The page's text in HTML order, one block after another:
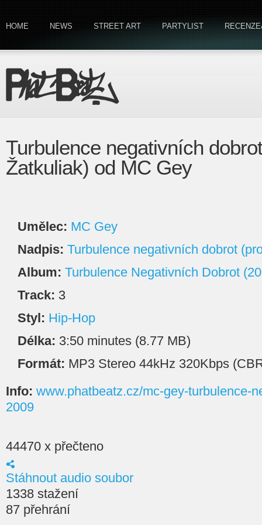
HOME NEWS STREET ART PARTYLIST
Turbulence negativních
Žatkuliak) od MC Gey
Umělec: MC Gey
Nadpis: Turbulence negativních dobrot
Album: Turbulence Negativních Dobrot
Track: 3
Styl: Hip-Hop
Délka: 3:50 minutes (8.77 MB)
Formát: MP3 Stereo 44kHz 320Kbps
Info: www.phatbeatz.cz/mc-gey-turbulence-
2009
44470 x přečteno
Stáhnout audio soubor
1338 stažení
87 přehrání